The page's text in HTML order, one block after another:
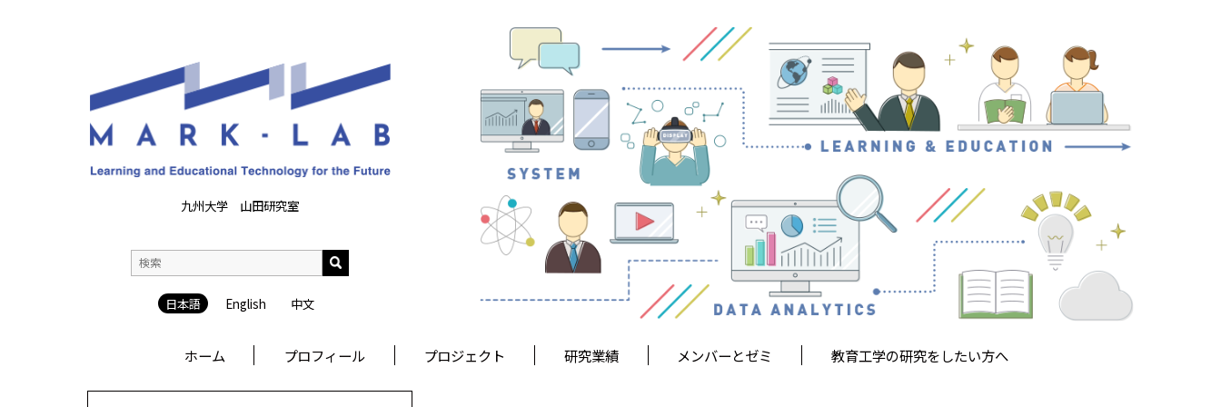
九州大学 山田研究室
日本語 English 中文
ホーム プロフィール プロジェクト 研究業績 メンバーとゼミ 教育工学の研究をしたい方へ